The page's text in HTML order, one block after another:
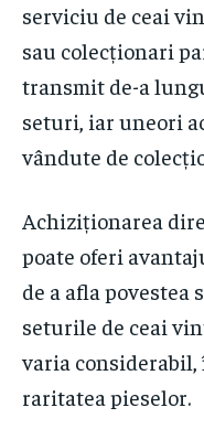
serviciu de ceai
sau colecționari
transmit de-a
seturi, iar uneori
vândute de
Achiziționarea
poate oferi
de a afla
seturile de ceai
varia
raritatea pieselor.